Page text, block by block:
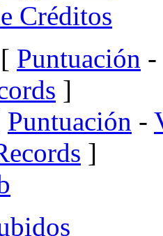
Créditos
[ Puntuación -
]
Puntuación -
]